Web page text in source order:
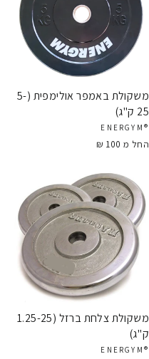
משקולת באמפר אולימפית (5-
25 ק''ג)
®ENERGYM
החל מ 100 ₪
משקולת צלחת ברזל (1.25-25
ק''ג)
®ENERGYM